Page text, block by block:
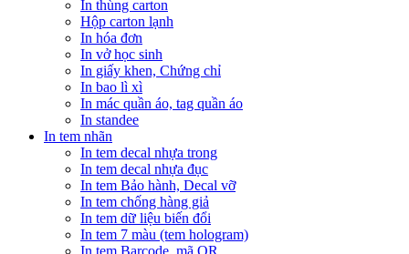
In thùng carton
Hộp carton lạnh
In hóa đơn
In vở học sinh
In giấy khen, Chứng chỉ
In bao lì xì
In mác quần áo, tag quần áo
In standee
In tem nhãn
In tem decal nhựa trong
In tem decal nhựa đục
In tem Bảo hành, Decal vỡ
In tem chống hàng giả
In tem dữ liệu biến đổi
In tem 7 màu (tem hologram)
In tem Barcode, mã QR